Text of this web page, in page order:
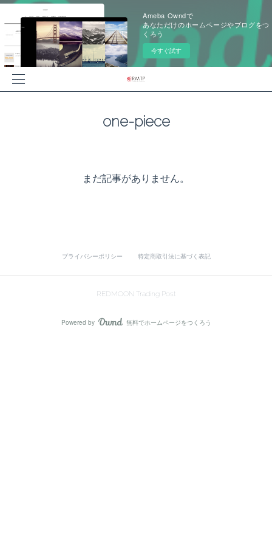
Ameba Owndで
あなただけのホームページやブログをつ
くろう
今すぐ試す
one-piece
まだ記事がありません。
プライバシーポリシー 特定商取引法に基づく表記
REDMOON Trading Post
Powered by AmebaOwnd
無料でホームページをつくろう